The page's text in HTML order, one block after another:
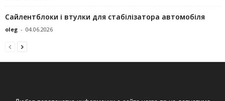
Сайлентблоки і втулки для стабілізатора автомобіля
oleg - 04.06.2026